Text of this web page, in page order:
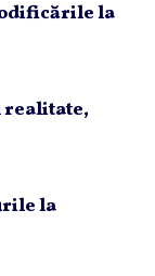
la
realitate,
la